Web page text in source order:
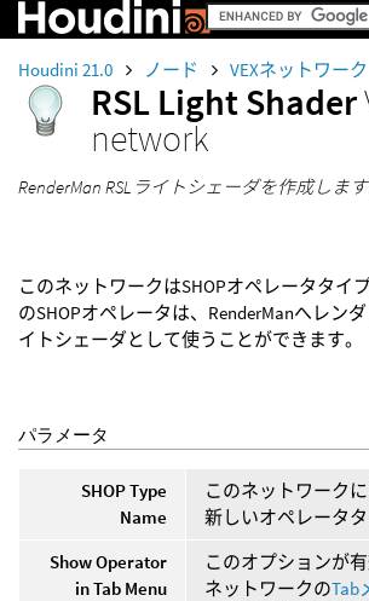
Houdini 21.0 ノード VEXネットワーク
RSL Light Shader
network
RenderMan RSLライトシェーダを作成します
このネットワークはSHOPオペレータタイ
のSHOPオペレータは、RenderManへレン
イトシェーダとして使うことができます。
パラメータ
SHOP Type
Name
このネットワーク
新しいオペレータタ
Show Operator
in Tab Menu
このオプションが
ネットワークのTab